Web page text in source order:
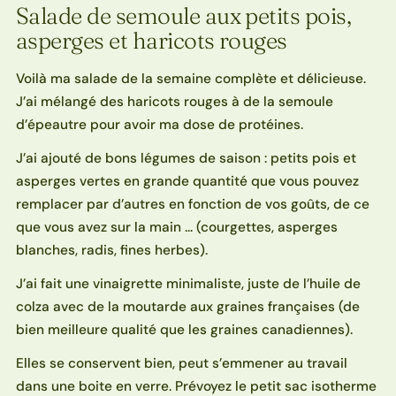
Salade de semoule aux petits pois,
asperges et haricots rouges
Voilà ma salade de la semaine complète et délicieuse.
J’ai mélangé des haricots rouges à de la semoule
d’épeautre pour avoir ma dose de protéines.
J’ai ajouté de bons légumes de saison : petits pois et
asperges vertes en grande quantité que vous pouvez
remplacer par d’autres en fonction de vos goûts, de ce
que vous avez sur la main … (courgettes, asperges
blanches, radis, fines herbes).
J’ai fait une vinaigrette minimaliste, juste de l’huile de
colza avec de la moutarde aux graines françaises (de
bien meilleure qualité que les graines canadiennes).
Elles se conservent bien, peut s’emmener au travail
dans une boite en verre. Prévoyez le petit sac isotherme